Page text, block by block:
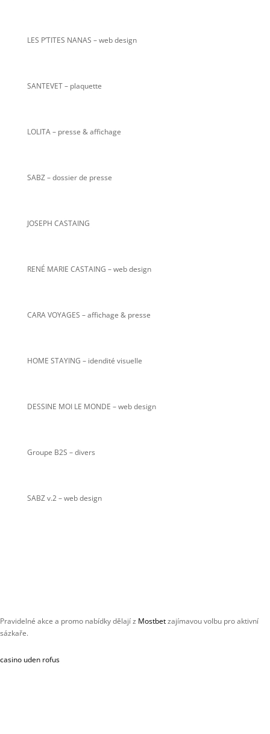
LES P’TITES NANAS – web design
SANTEVET – plaquette
LOLITA – presse & affichage
SABZ – dossier de presse
JOSEPH CASTAING
RENÉ MARIE CASTAING – web design
CARA VOYAGES – affichage & presse
HOME STAYING – idendité visuelle
DESSINE MOI LE MONDE – web design
Groupe B2S – divers
SABZ v.2– web design
Pravidelné akce a promo nabídky dělají z Mostbetzajímavou volbu pro aktivní
sázkaře.
casino uden rofus